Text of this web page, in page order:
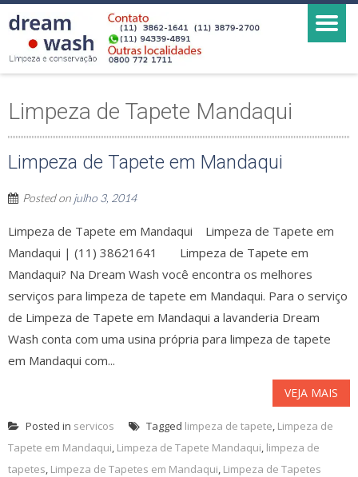
Limpeza de Tapete Mandaqui
Limpeza de Tapete em Mandaqui
Posted on julho 3, 2014
Limpeza de Tapete em Mandaqui Limpeza de Tapete em
Mandaqui | (11) 38621641 Limpeza de Tapete em
Mandaqui? Na Dream Wash você encontra os melhores
serviços para limpeza de tapete em Mandaqui. Para o serviço
de Limpeza de Tapete em Mandaqui a lavanderia Dream
Wash conta com uma usina própria para limpeza de tapete
em Mandaqui com...
VEJA MAIS
Posted in servicos Tagged limpeza de tapete, Limpeza de
Tapete em Mandaqui, Limpeza de Tapete Mandaqui, limpeza de
tapetes, Limpeza de Tapetes em Mandaqui, Limpeza de Tapetes